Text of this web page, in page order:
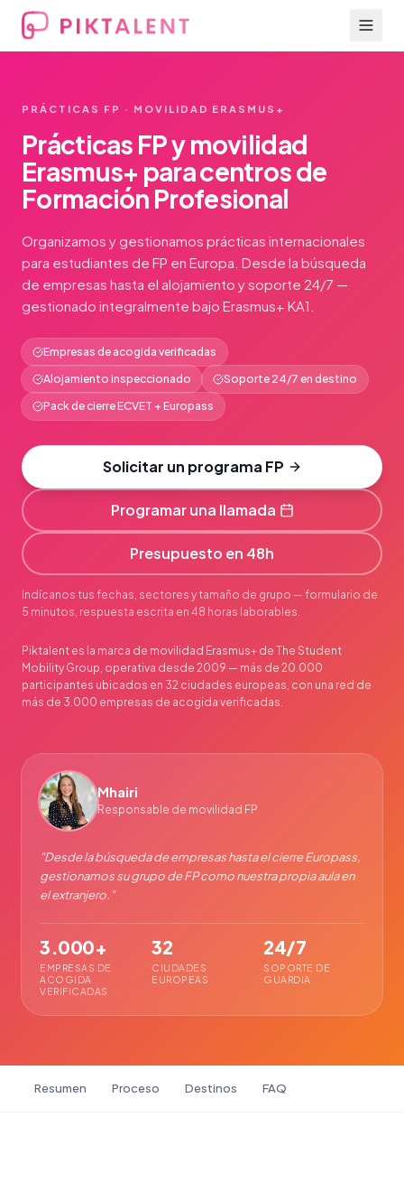
PRÁCTICAS FP · MOVILIDAD ERASMUS+
Prácticas FP y movilidad
Erasmus+ para centros de
Formación Profesional
Organizamos y gestionamos prácticas internacionales
para estudiantes de FP en Europa. Desde la búsqueda
de empresas hasta el alojamiento y soporte 24/7 —
gestionado integralmente bajo Erasmus+ KA1.
Empresas de acogida verificadas
Alojamiento inspeccionado
Soporte 24/7 en destino
Pack de cierre ECVET + Europass
Solicitar un programa FP
Programar una llamada
Presupuesto en 48h
Indícanos tus fechas, sectores y tamaño de grupo — formulario de
5 minutos, respuesta escrita en 48 horas laborables.
Piktalent es la marca de movilidad Erasmus+ de The Student
Mobility Group, operativa desde 2009 — más de 20.000
participantes ubicados en 32 ciudades europeas, con una red de
más de 3.000 empresas de acogida verificadas.
Mhairi
Responsable de movilidad FP
"Desde la búsqueda de empresas hasta el cierre Europass,
gestionamos su grupo de FP como nuestra propia aula en
el extranjero. "
3.000+
EMPRESAS DE
ACOGIDA
VERIFICADAS
32
CIUDADES
EUROPEAS
24/7
SOPORTE DE
GUARDIA
Resumen Proceso Destinos FAQ